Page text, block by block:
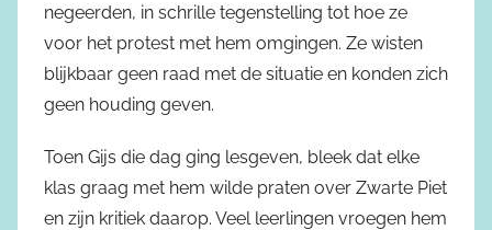
negeerden, in schrille tegenstelling tot hoe ze
voor het protest met hem omgingen. Ze wisten
blijkbaar geen raad met de situatie en konden zich
geen houding geven.
Toen Gijs die dag ging lesgeven, bleek dat elke
klas graag met hem wilde praten over Zwarte Piet
en zijn kritiek daarop. Veel leerlingen vroegen hem